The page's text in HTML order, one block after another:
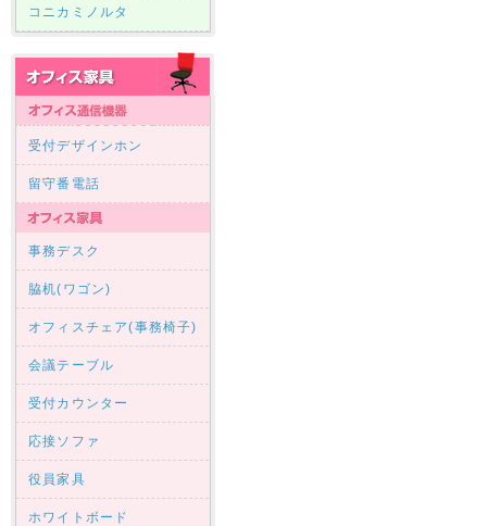
コニカミノルタ
受付デザインホン
留守番電話
事務デスク
脇机(ワゴン)
オフィスチェア(事務椅子)
会議テーブル
受付カウンター
応接ソファ
役員家具
ホワイトボード